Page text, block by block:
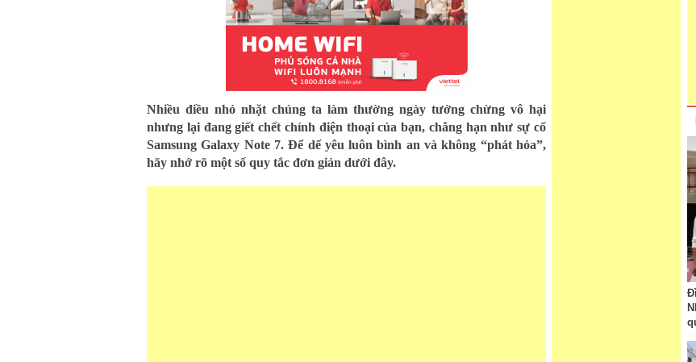
Nhiều điều nhỏ nhặt chúng ta làm thường ngày tưởng chừng vô hại
nhưng lại đang giết chết chính điện thoại của bạn, chẳng hạn như sự cố
Samsung Galaxy Note 7. Để dế yêu luôn bình an và không “phát hỏa”,
hãy nhớ rõ một số quy tắc đơn giản dưới đây.